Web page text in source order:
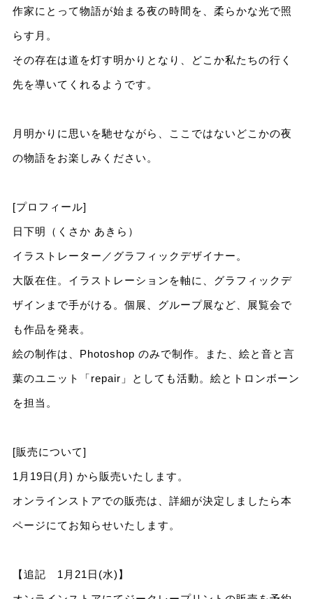
作家にとって物語が始まる夜の時間を、柔らかな光で照
らす月。
その存在は道を灯す明かりとなり、どこか私たちの行く
先を導いてくれるようです。
月明かりに思いを馳せながら、ここではないどこかの夜
の物語をお楽しみください。
[プロフィール]
日下明（くさか あきら）
イラストレーター／グラフィックデザイナー。
大阪在住。イラストレーションを軸に、グラフィックデ
ザインまで手がける。個展、グループ展など、展覧会で
も作品を発表。
絵の制作は、Photoshop のみで制作。また、絵と音と言
葉のユニット「repair」としても活動。絵とトロンボーン
を担当。
[販売について]
1月19日(月) から販売いたします。
オンラインストアでの販売は、詳細が決定しましたら本
ページにてお知らせいたします。
【追記 1月21日(水)】